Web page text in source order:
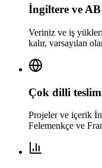
İngiltere ve AB
Veriniz ve iş
kalır, varsayılan
Çok dilli
Projeler ve içerik
Felemenkçe ve